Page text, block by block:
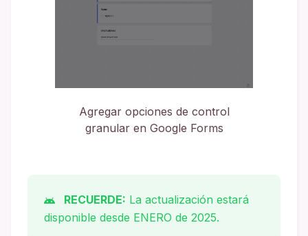
Agregar opciones de control
granular en Google Forms
RECUERDE: La actualización estará
disponible desde ENERO de 2025.